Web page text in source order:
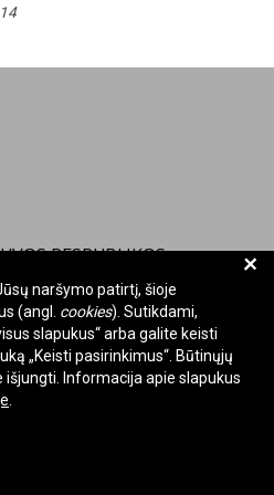
RESPUBLIKOS
KOMISIJA
registre 288700520
+
naršymo patirtį, šioje
(angl. cookies). Sutikdami,
slapukus“ arba galite keisti
„Keisti pasirinkimus“. Būtinųjų
Informacija apie slapukus